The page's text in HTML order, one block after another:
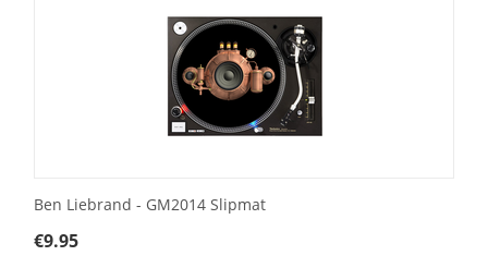
Ben Liebrand - GM2014 Slipmat
€9.95